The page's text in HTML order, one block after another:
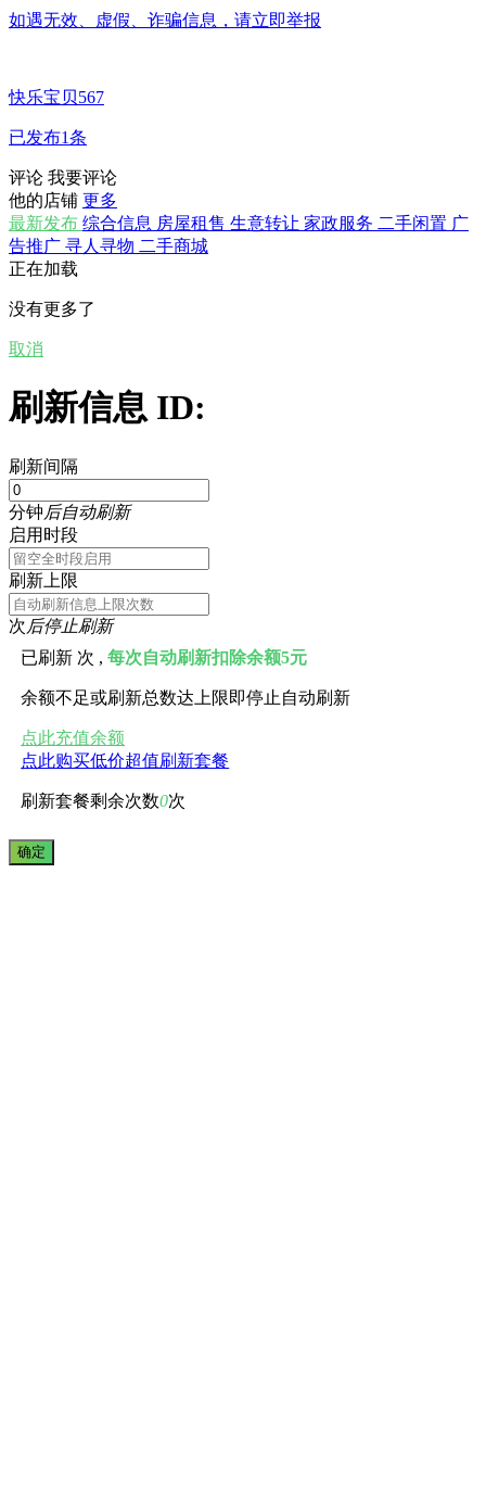
如遇无效、虚假、诈骗信息，请立即举报
快乐宝贝567
已发布1条
评论 我要评论
他的店铺 更多
最新发布 综合信息 房屋租售 生意转让 家政服务 二手闲置 广
告推广 寻人寻物 二手商城
正在加载
没有更多了
取消
刷新信息 ID:
刷新间隔
分钟后自动刷新
启用时段
刷新上限
次后停止刷新
已刷新次 ,每次自动刷新扣除余额5元
余额不足或刷新总数达上限即停止自动刷新
点此充值余额
点此购买低价超值刷新套餐
刷新套餐剩余次数0次